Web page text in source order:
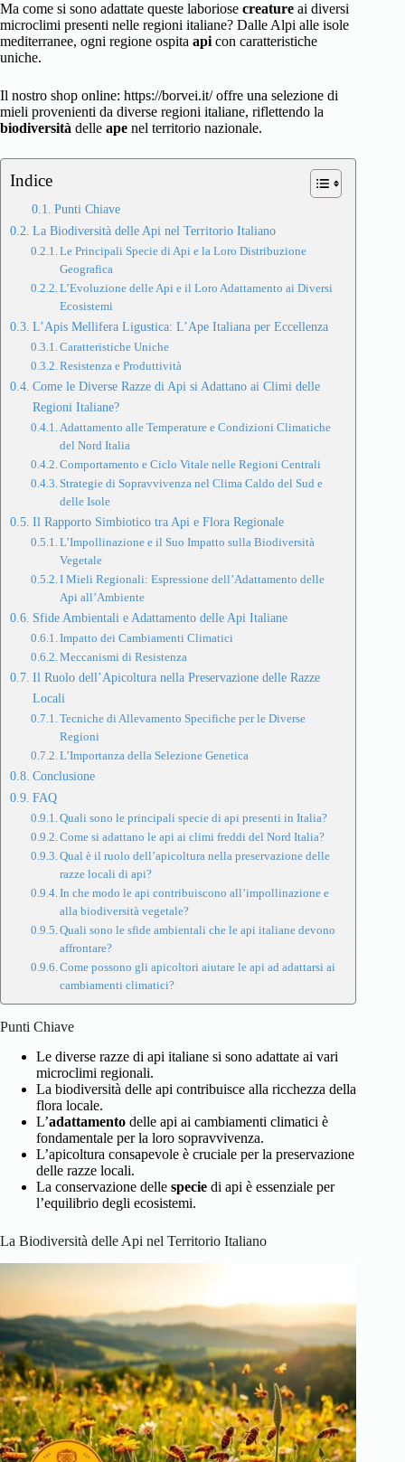
Ma come si sono adattate queste laboriose creature ai diversi
microclimi presenti nelle regioni italiane? Dalle Alpi alle isole
mediterranee, ogni regione ospita api con caratteristiche
uniche.
Il nostro shop online: https://borvei.it/ offre una selezione di
mieli provenienti da diverse regioni italiane, riflettendo la
biodiversità delle ape nel territorio nazionale.
Indice
Punti Chiave
La Biodiversità delle Api nel Territorio Italiano
Le Principali Specie di Api e la Loro Distribuzione
Geografica
L’Evoluzione delle Api e il Loro Adattamento ai Diversi
Ecosistemi
L’Apis Mellifera Ligustica: L’Ape Italiana per Eccellenza
Caratteristiche Uniche
Resistenza e Produttività
Come le Diverse Razze di Api si Adattano ai Climi delle
Regioni Italiane?
Adattamento alle Temperature e Condizioni Climatiche
del Nord Italia
Comportamento e Ciclo Vitale nelle Regioni Centrali
Strategie di Sopravvivenza nel Clima Caldo del Sud e
delle Isole
Il Rapporto Simbiotico tra Api e Flora Regionale
L’Impollinazione e il Suo Impatto sulla Biodiversità
Vegetale
I Mieli Regionali: Espressione dell’Adattamento delle
Api all’Ambiente
Sfide Ambientali e Adattamento delle Api Italiane
Impatto dei Cambiamenti Climatici
Meccanismi di Resistenza
Il Ruolo dell’Apicoltura nella Preservazione delle Razze
Locali
Tecniche di Allevamento Specifiche per le Diverse
Regioni
L’Importanza della Selezione Genetica
Conclusione
FAQ
Quali sono le principali specie di api presenti in Italia?
Come si adattano le api ai climi freddi del Nord Italia?
Qual è il ruolo dell’apicoltura nella preservazione delle
razze locali di api?
In che modo le api contribuiscono all’impollinazione e
alla biodiversità vegetale?
Quali sono le sfide ambientali che le api italiane devono
affrontare?
Come possono gli apicoltori aiutare le api ad adattarsi ai
cambiamenti climatici?
Punti Chiave
Le diverse razze di api italiane si sono adattate ai vari
microclimi regionali.
La biodiversità delle api contribuisce alla ricchezza della
flora locale.
L’adattamento delle api ai cambiamenti climatici è
fondamentale per la loro sopravvivenza.
L’apicoltura consapevole è cruciale per la preservazione
delle razze locali.
La conservazione delle specie di api è essenziale per
l’equilibrio degli ecosistemi.
La Biodiversità delle Api nel Territorio Italiano